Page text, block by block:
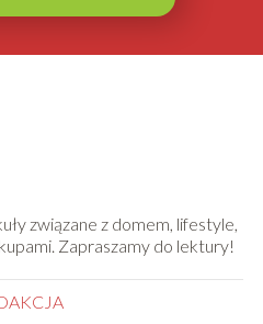
związane z domem, lifestyle,
Zapraszamy do lektury!